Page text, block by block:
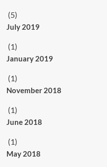
(5)
July 2019
(1)
January 2019
(1)
November 2018
(1)
June 2018
(1)
May 2018